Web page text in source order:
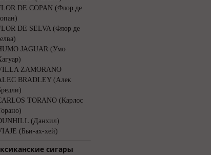
DE COPAN (Флор де
DE SELVA (Флор де
JAGUAR (Умо
ZAMORANO
BRADLEY (Алек
TORANO (Карлос
(Данхил)
(Бьи-ах-хей)
сигары